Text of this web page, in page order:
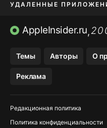
УДАЛЕННЫЕ
ПРИЛОЖЕНИЯ БЕЗ APP
AppleInsider.ru,
Темы Авторы О
Реклама
Редакционная политика
Политика конфиденциальности